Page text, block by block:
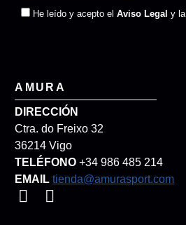
He leído y acepto el Aviso Legal y la
AMURA
DIRECCIÓN
Ctra. do Freixo 32
36214 Vigo
TELÉFONO+34 986 485 214
EMAIL tienda@amurasport.com